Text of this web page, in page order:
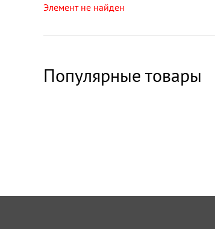
Элемент не найден
Популярные товары